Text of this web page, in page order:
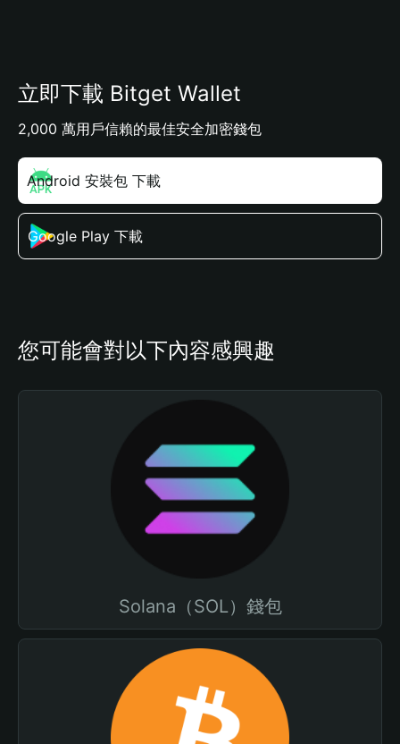
立即下載 Bitget Wallet
2,000 萬用戶信賴的最佳安全加密錢包
Android 安裝包 下載
Google Play 下載
您可能會對以下內容感興趣
Solana（SOL）錢包